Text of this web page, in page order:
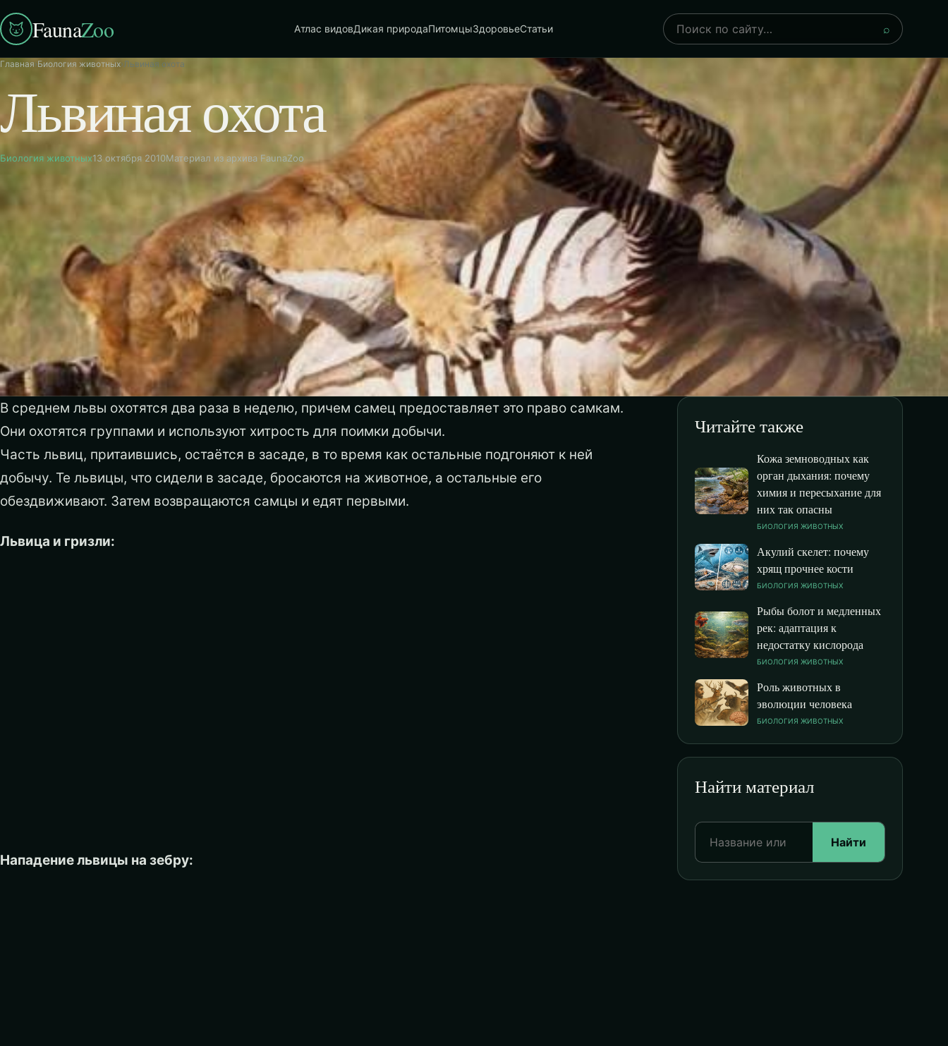
FaunaZoo Атлас видовДикая природаПитомцыЗдоровьеСтатьи
Поиск
⌕
Главная›Биология животных›Львиная охота
Львиная охота
Биология животных13 октября 2010Материал из архива FaunaZoo
В среднем львы охотятся два раза в неделю, причем самец предоставляет это право самкам.
Они охотятся группами и используют хитрость для поимки добычи.
Часть львиц, притаившись, остаётся в засаде, в то время как остальные подгоняют к ней
добычу. Те львицы, что сидели в засаде, бросаются на животное, а остальные его
обездвиживают. Затем возвращаются самцы и едят первыми.
Львица и гризли:
Нападение львицы на зебру:
Читайте также
Кожа земноводных как
орган дыхания: почему
химия и пересыхание для
них так опасны
БИОЛОГИЯ ЖИВОТНЫХ
Акулий скелет: почему
хрящ прочнее кости
БИОЛОГИЯ ЖИВОТНЫХ
Рыбы болот и медленных
рек: адаптация к
недостатку кислорода
БИОЛОГИЯ ЖИВОТНЫХ
Роль животных в
эволюции человека
БИОЛОГИЯ ЖИВОТНЫХ
Найти материал
Найти